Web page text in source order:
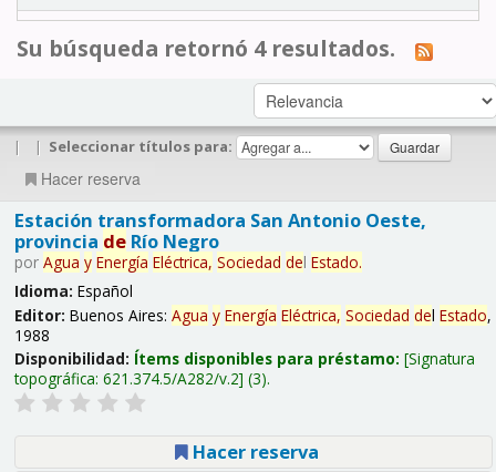
Su búsqueda retornó 4 resultados.
| | Seleccionar títulos para:
Hacer reserva
Estación transformadora San Antonio Oeste,
provincia deRío Negro
por Agua y Energía Eléctrica, Sociedad del Estado.
Idioma: Español
Editor: Buenos Aires: Agua y Energía Eléctrica, Sociedad del Estado,
1988
Disponibilidad: Ítems disponibles para préstamo: Signatura
topográfica: 621.374.5/A282/v.2 (3).
Hacer reserva